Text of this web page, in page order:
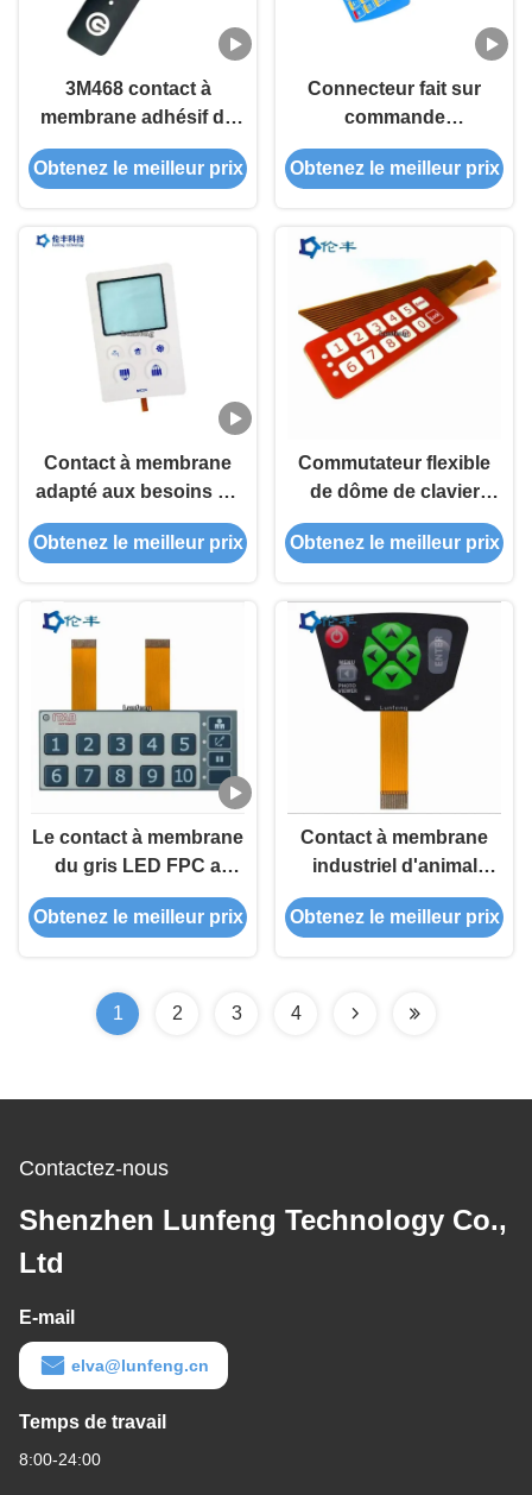
3M468 contact à
membrane adhésif de
l'arrière FPC LED bon
scellant le lancement de
Obtenez le meilleur prix
Connecteur fait sur
commande
imperméable de Matte
Surface 2.54mm de
Obtenez le meilleur prix
Contact à membrane
adapté aux besoins du
client parélectronique
de dôme en métal avec
Obtenez le meilleur prix
Commutateur flexible
de dôme de clavier
numérique de Pantone
de circuit de connecteur
membrane de FPC
Obtenez le meilleur prix
Le contact à membrane
du gris LED FPC a
gravé le clavier
numérique en refief
Obtenez le meilleur prix
Contact à membrane
industriel d'animal
familier brillant Flex Tail
For Control System
Obtenez le meilleur prix
1 2 3 4
Contactez-nous
Shenzhen Lunfeng Technology Co.,
Ltd
E-mail
elva@lunfeng.cn
Temps de travail
8:00-24:00